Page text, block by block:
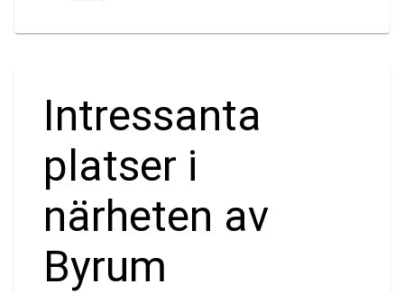
Intressanta
platser i
närheten av
Byrum